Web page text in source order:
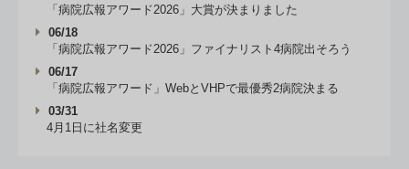
「病院広報アワード2026」大賞が決まりました
06/18
「病院広報アワード2026」ファイナリスト4病院出そろう
06/17
「病院広報アワード」WebとVHPで最優秀2病院決まる
03/31
4月1日に社名変更